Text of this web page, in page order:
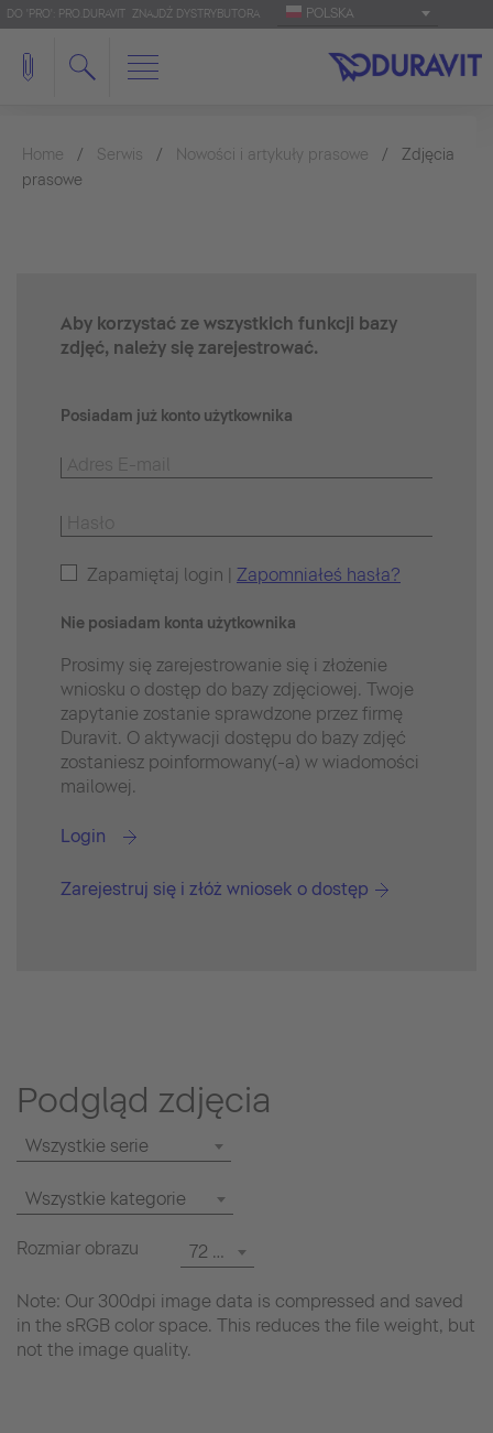
DO 'PRO': PRO.DURAVIT ZNAJDŹ DYSTRYBUTORA POLSKA
Home Serwis Nowości i artykuły prasowe
Zdjęcia
prasowe
Aby korzystać ze wszystkich funkcji bazy
zdjęć, należy się zarejestrować.
Posiadam już konto użytkownika
Zapamiętaj login | Zapomniałeś hasła?
Nie posiadam konta użytkownika
Prosimy się zarejestrowanie się i złożenie
wniosku o dostęp do bazy zdjęciowej. Twoje
zapytanie zostanie sprawdzone przez firmę
Duravit. O aktywacji dostępu do bazy zdjęć
zostaniesz poinformowany(-a) w wiadomości
mailowej.
Login
Zarejestruj się i złóż wniosek o dostęp
Podgląd zdjęcia
Wszystkie serie
Wszystkie kategorie
Rozmiar obrazu 72 dpi
Note: Our 300dpi image data is compressed and saved
in the sRGB color space. This reduces the file weight, but
not the image quality.